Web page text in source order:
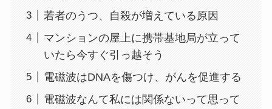
若者のうつ、自殺が増えている原因
マンションの屋上に携帯基地局が立って
いたら今すぐ引っ越そう
電磁波はDNAを傷つけ、がんを促進する
電磁波なんて私には関係ないって思って